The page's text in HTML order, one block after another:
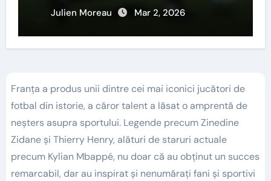
Julien Moreau Mar 2, 2026
Franța a produs unii dintre cei mai iconici jucători de
fotbal din istorie, a căror talent a lăsat o amprentă de
neșters asupra sportului. Legende precum Zinedine
Zidane și Thierry Henry, alături de staruri actuale
precum Kylian Mbappé, nu doar că au obținut un succes
remarcabil, dar au inspirat și nenumărați fani și sportivi